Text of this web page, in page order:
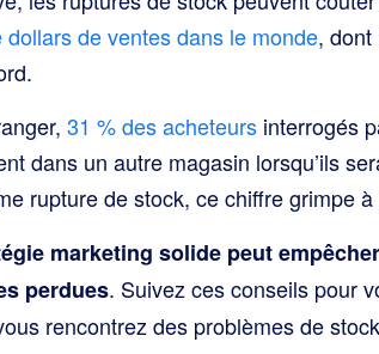
de ventes dans le monde,
31 % des acheteurs interrogés
dans un autre magasin lorsqu’ils
rupture de stock, ce chiffre grimpe à
marketing solide peut
perdues. Suivez ces conseils pour
rencontrez des problèmes de